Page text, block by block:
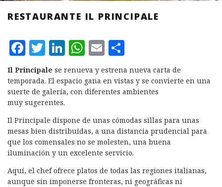
RESTAURANTE IL PRINCIPALE
F
a
c
e
b
o
o
k
T
w
it
te
r
L
i
n
k
d
I
n
W
h
at
s
p
p
E
m
ai
l
o
m
p
rt
ir
Il Principale se renueva y estrena nueva carta de
temporada. El espacio gana en vistas y se convierte en una
suerte de galería, con diferentes ambientes
muy sugerentes.
Il Principale dispone de unas cómodas sillas para unas
mesas bien distribuidas, a una distancia prudencial para
que los comensales no se molesten, una buena
iluminación y un excelente servicio.
Aquí, el chef ofrece platos de todas las regiones italianas,
aunque sin imponerse fronteras, ni geográficas ni